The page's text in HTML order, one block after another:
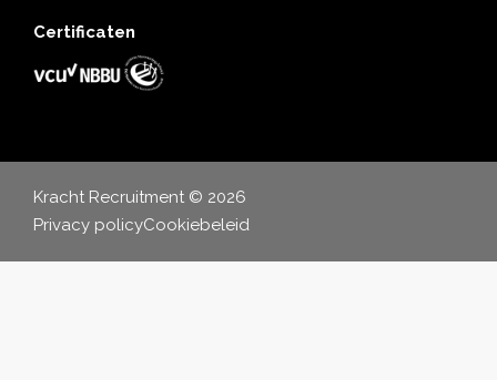
Certificaten
Kracht Recruitment © 2026
Privacy policyCookiebeleid